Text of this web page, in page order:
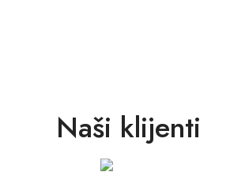
Naši klijenti